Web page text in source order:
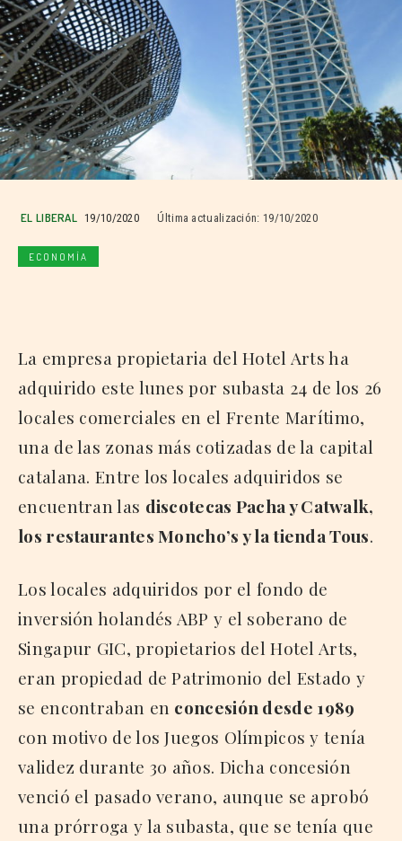
EL LIBERAL 19/10/2020 Última actualización: 19/10/2020
ECONOMÍA
La empresa propietaria del Hotel Arts ha
adquirido este lunes por subasta 24 de los 26
locales comerciales en el Frente Marítimo,
una de las zonas más cotizadas de la capital
catalana. Entre los locales adquiridos se
encuentran las discotecas Pacha y Catwalk,
los restaurantes Moncho’s y la tienda Tous.
Los locales adquiridos por el fondo de
inversión holandés ABP y el soberano de
Singapur GIC, propietarios del Hotel Arts,
eran propiedad de Patrimonio del Estado y
se encontraban en concesión desde 1989
con motivo de los Juegos Olímpicos y tenía
validez durante 30 años. Dicha concesión
venció el pasado verano, aunque se aprobó
una prórroga y la subasta, que se tenía que